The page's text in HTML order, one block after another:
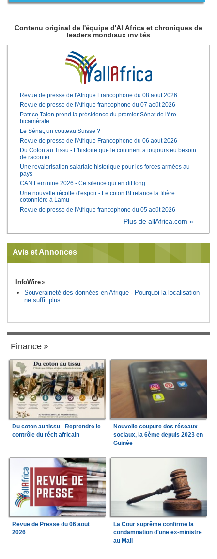
Contenu original de l'équipe d'AllAfrica et chroniques de
leaders mondiaux invités
Revue de presse de l'Afrique Francophone du 08 aout 2026
Revue de presse de l'Afrique francophone du 07 août 2026
Patrice Talon prend la présidence du premier Sénat de l'ère
bicamérale
Le Sénat, un couteau Suisse ?
Revue de presse de l'Afrique Francophone du 06 aout 2026
Du Coton au Tissu - L'histoire que le continent a toujours eu besoin
de raconter
Une revalorisation salariale historique pour les forces armées au
pays
CAN Féminine 2026 - Ce silence qui en dit long
Une nouvelle récolte d'espoir - Le coton Bt relance la filière
cotonnière à Lamu
Revue de presse de l'Afrique francophone du 05 août 2026
Plus de allAfrica.com »
Avis et Annonces
InfoWire
Souveraineté des données en Afrique - Pourquoi la localisation
ne suffit plus
Finance
Du coton au tissu - Reprendre le
contrôle du récit africain
Nouvelle coupure des réseaux
sociaux, la 6ème depuis 2023 en
Guinée
Revue de Presse du 06 aout
2026
La Cour suprême confirme la
condamnation d'une ex-ministre
au Mali